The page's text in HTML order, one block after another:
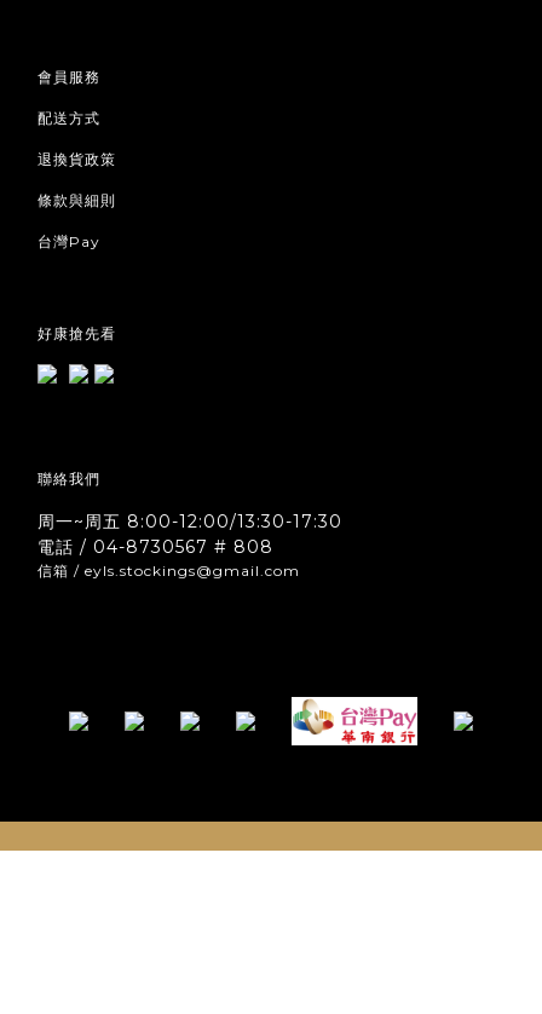
會員服務
配送方式
退換貨政策
條款與細則
台灣Pay
好康搶先看
聯絡我們
周一~周五 8:00-12:00/13:30-17:30
電話 / 04-8730567 # 808
信箱 / eyls.stockings@gmail.com